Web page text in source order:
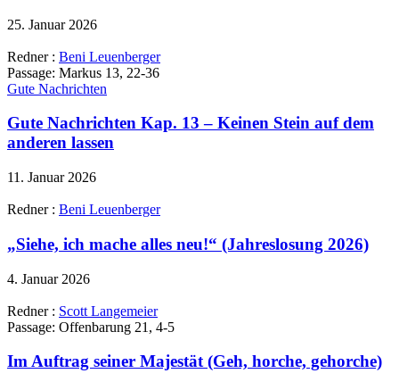
25. Januar 2026
Redner : Beni Leuenberger
Passage: Markus 13, 22-36
Gute Nachrichten
Gute Nachrichten Kap. 13 – Keinen Stein auf dem
anderen lassen
11. Januar 2026
Redner : Beni Leuenberger
„Siehe, ich mache alles neu!“ (Jahreslosung 2026)
4. Januar 2026
Redner : Scott Langemeier
Passage: Offenbarung 21, 4-5
Im Auftrag seiner Majestät (Geh, horche, gehorche)